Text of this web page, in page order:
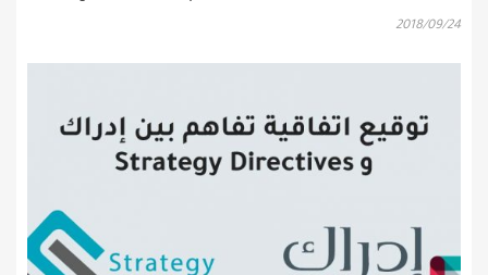
2018/09/24